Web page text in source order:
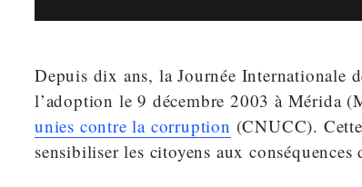
Depuis dix ans, la Journée Internationale
l’adoption le 9 décembre 2003 à Mérida
unies contre la corruption (CNUCC).
sensibiliser les citoyens aux